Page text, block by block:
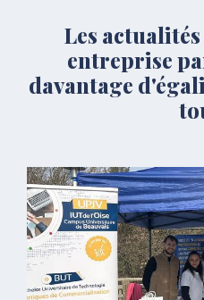
Les
entreprise
davantage